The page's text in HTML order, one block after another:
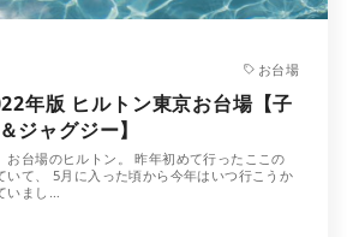
お台場
年版 ヒルトン東京お台場【子
ジャグジー】
お台場のヒルトン。 昨年初めて行ったここの
いて、 5月に入った頃から今年はいつ行こうか
いまし…